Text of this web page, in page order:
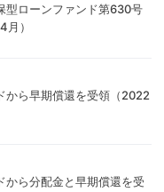
型ローンファンド第630号
）
から早期償還を受領（2022
から分配金と早期償還を受